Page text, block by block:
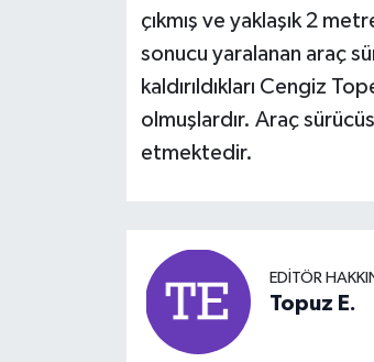
çıkmış ve yaklaşık 2
sonucu yaralanan araç
kaldırıldıkları Cengiz
olmuşlardır. Araç
etmektedir.
EDITÖR
Topuz E.